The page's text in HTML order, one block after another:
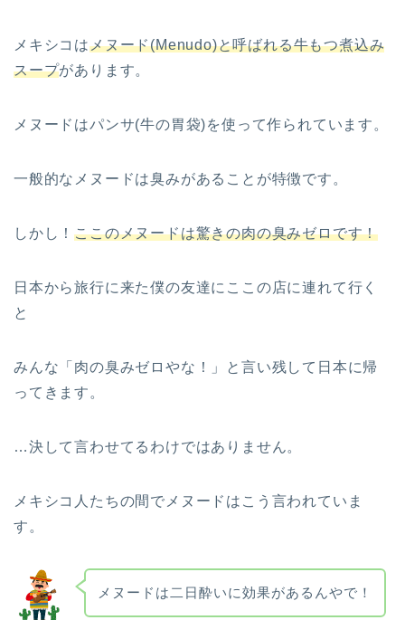
メキシコはメヌード(Menudo)と呼ばれる牛もつ煮込み
スープがあります。
メヌードはパンサ(牛の胃袋)を使って作られています。
一般的なメヌードは臭みがあることが特徴です。
しかし！ここのメヌードは驚きの肉の臭みゼロです！
日本から旅行に来た僕の友達にここの店に連れて行く
と
みんな「肉の臭みゼロやな！」と言い残して日本に帰
ってきます。
…決して言わせてるわけではありません。
メキシコ人たちの間でメヌードはこう言われていま
す。
メヌードは二日酔いに効果があるんやで！